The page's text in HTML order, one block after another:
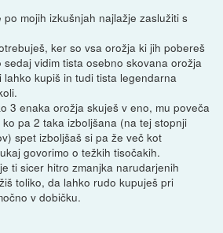
mojih izkušnjah najlažje zaslužiti s
ker so vsa orožja ki jih pobereš
vidim tista osebno skovana orožja
lahko kupiš in tudi tista legendarna
3 enaka orožja skuješ v eno, mu poveča
pa 2 taka izboljšana (na tej stopnji
spet izboljšaš si pa že več kot
govorimo o težkih tisočakih.
ti sicer hitro zmanjka narudarjenih
toliko, da lahko rudo kupuješ pri
v dobičku.